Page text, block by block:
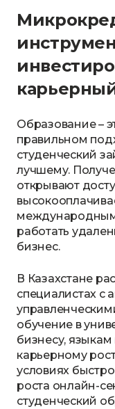
Образование –
правильном
студенческий
лучшему.
открывают
работать
бизнес.
В Казахстане
специалистах с
обучение в
бизнесу,
карьерному
условиях
роста онлайн-
студенческий